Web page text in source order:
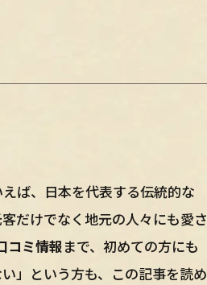
ば、日本を代表する伝統的な
だけでなく地元の人々にも愛さ
コミ情報まで、初めての方にも
」という方も、この記事を読め